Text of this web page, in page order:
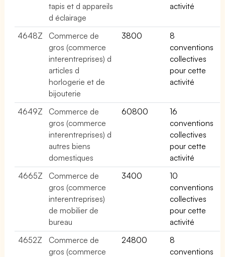
tapis et d appareils
d éclairage
activité
4648Z
Commerce de
gros (commerce
interentreprises) d
articles d
horlogerie et de
bijouterie
3800
8
conventions
collectives
pour cette
activité
4649Z
Commerce de
gros (commerce
interentreprises) d
autres biens
domestiques
60800
16
conventions
collectives
pour cette
activité
4665Z
Commerce de
gros (commerce
interentreprises)
de mobilier de
bureau
3400
10
conventions
collectives
pour cette
activité
4652Z
Commerce de
gros (commerce
24800
8
conventions